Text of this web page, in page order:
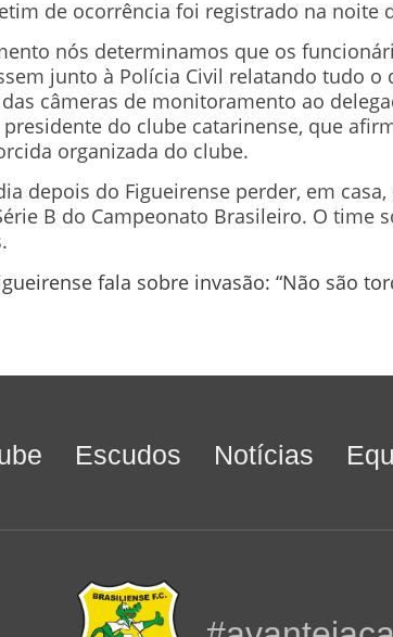
de ocorrência foi registrado na noite
nós determinamos que os
junto à Polícia Civil relatando tudo o
câmeras de monitoramento ao
do clube catarinense, que
organizada do clube.
depois do Figueirense perder, em
B do Campeonato Brasileiro. O time
fala sobre invasão: “Não são
Escudos Notícias